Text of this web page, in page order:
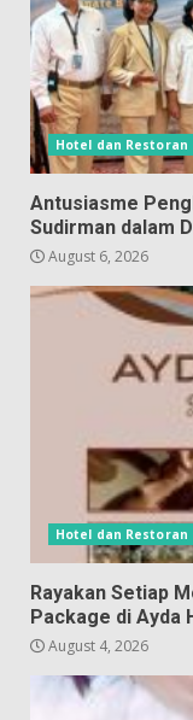
Hotel dan Restoran
Antusiasme
Sudirman dalam
August 6, 2026
Hotel dan Restoran
Rayakan Setiap
Package di Ayda
August 4, 2026